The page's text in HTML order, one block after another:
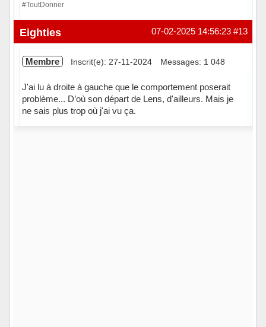
#ToutDonner
Hors ligne #13
07-02-2025 14:56:23
Eighties
Membre Inscrit(e): 27-11-2024 Messages: 1 048
J'ai lu à droite à gauche que le comportement poserait
problème... D’où son départ de Lens, d'ailleurs. Mais je
ne sais plus trop où j'ai vu ça.